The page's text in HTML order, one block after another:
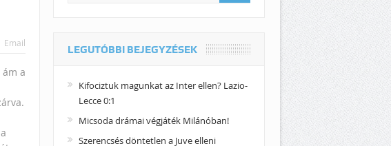
Email
ám a
LEGUTÓBBI BEJEGYZÉSEK
Kifociztuk magunkat az Inter ellen? Lazio-
Lecce 0:1
Micsoda drámai végjáték Milánóban!
Szerencsés döntetlen a Juve elleni